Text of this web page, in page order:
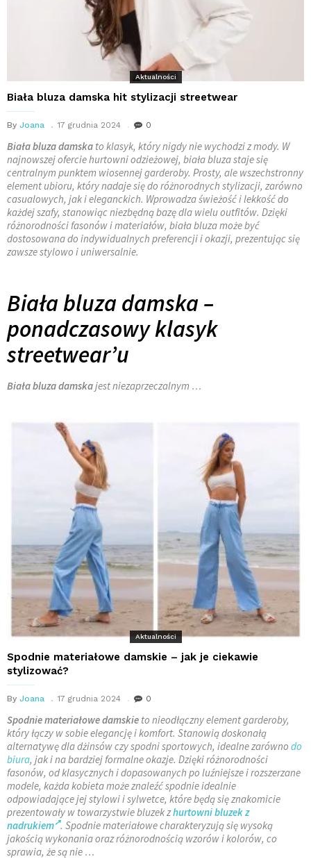
Aktualności
Biała bluza damska hit stylizacji streetwear
By Joana 17 grudnia 2024 0
Biała bluza damska to klasyk, który nigdy nie wychodzi z mody. W
najnowszej ofercie hurtowni odzieżowej, biała bluza staje się
centralnym punktem wiosennej garderoby. Prosty, ale wszechstronny
element ubioru, który nadaje się do różnorodnych stylizacji, zarówno
casualowych, jak i eleganckich. Wprowadza świeżość i lekkość do
każdej szafy, stanowiąc niezbędną bazę dla wielu outfitów. Dzięki
różnorodności fasonów i materiałów, biała bluza może być
dostosowana do indywidualnych preferencji i okazji, prezentując się
zawsze stylowo i uniwersalnie.
Biała bluza damska –
ponadczasowy klasyk
streetwear’u
Biała bluza damskajest niezaprzeczalnym …
Aktualności
Spodnie materiałowe damskie – jak je ciekawie
stylizować?
By Joana 17 grudnia 2024 0
Spodnie materiałowe damskie to nieodłączny element garderoby,
który łączy w sobie elegancję i komfort. Stanowią doskonałą
alternatywę dla dżinsów czy spodni sportowych, idealne zarówno do
biura, jak i na bardziej formalne okazje. Dzięki różnorodności
fasonów, od klasycznych i dopasowanych po luźniejsze i rozszerzane
modele, każda kobieta może znaleźć spodnie idealnie
odpowiadające jej stylowi i sylwetce, które będą się znakomicie
prezentowały w towarzystwie bluzek zhurtowni bluzek z
nadrukiem . Spodnie materiałowe charakteryzują się wysoką
jakością wykonania oraz różnorodnością wzorów i kolorów, co
sprawia, że są nie …